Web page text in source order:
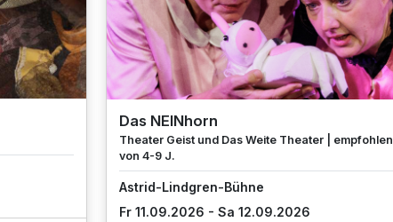
Das NEINhorn
Theater Geist und Das Weite Theater | empfohlen
von 4-9 J.
Astrid-Lindgren-Bühne
Fr 11.09.2026 - Sa 12.09.2026